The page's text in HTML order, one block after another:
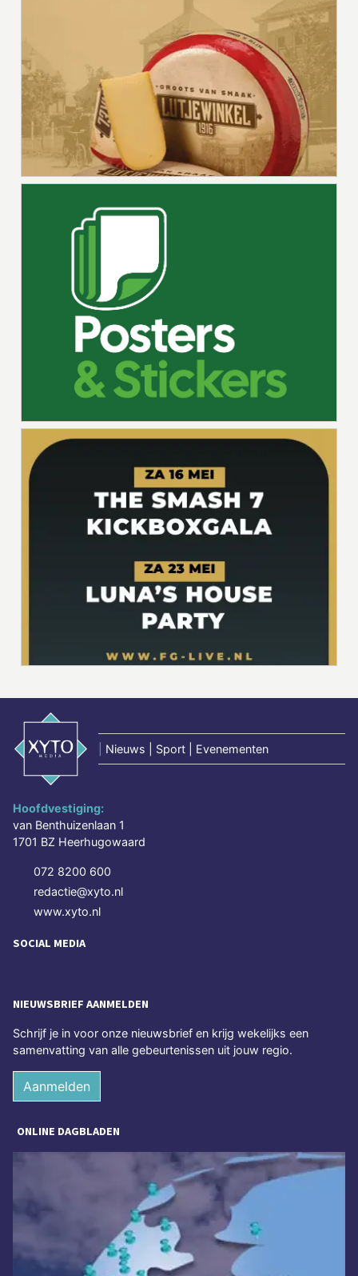
Nieuws | Sport | Evenementen
Hoofdvestiging:
van Benthuizenlaan 1
1701 BZ Heerhugowaard
072 8200 600
redactie@xyto.nl
www.xyto.nl
SOCIAL MEDIA
NIEUWSBRIEF AANMELDEN
Schrijf je in voor onze nieuwsbrief en krijg wekelijks een
samenvatting van alle gebeurtenissen uit jouw regio.
Aanmelden
ONLINE DAGBLADEN